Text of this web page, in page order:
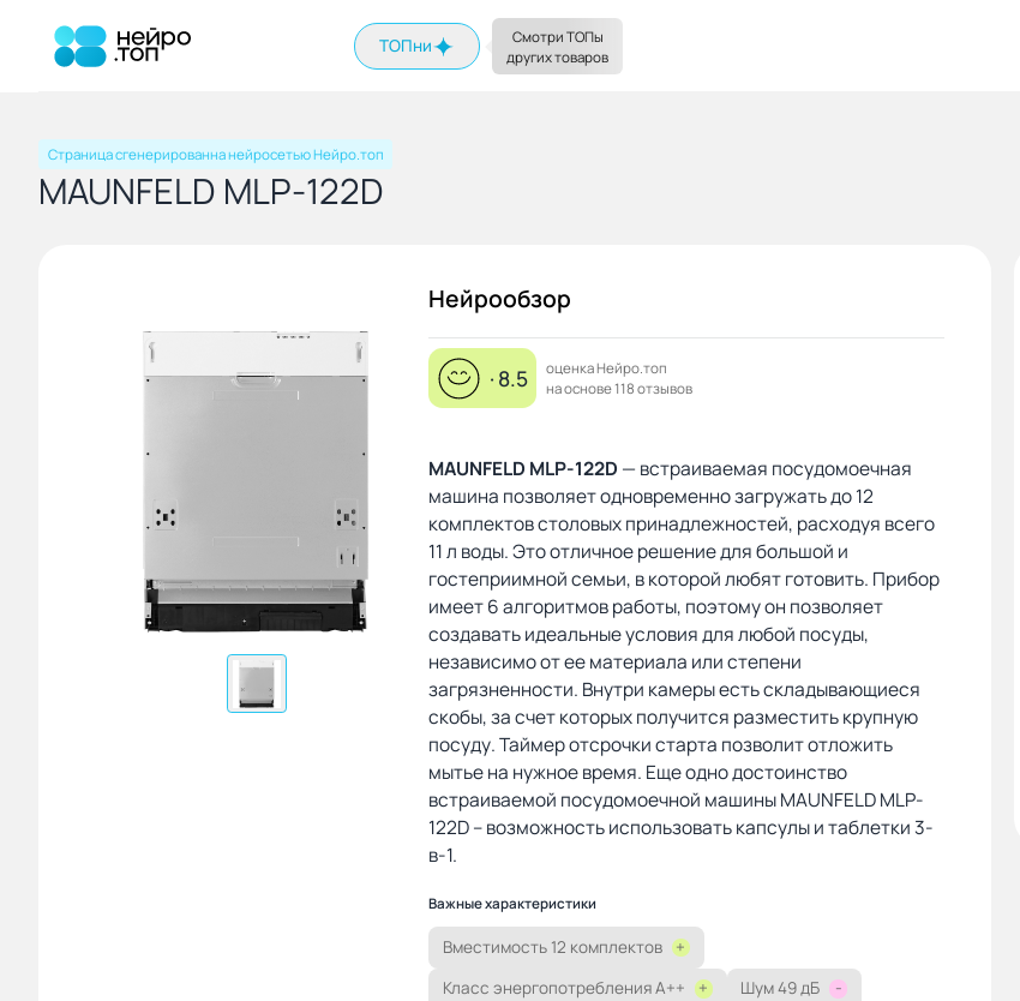
На главную ТОПни
Страница сгенерированна нейросетью Нейро.топ
MAUNFELD MLP-122D
Нейрообзор
· 8.5
оценка Нейро.топ
на основе 118 отзывов
MAUNFELD MLP-122D — встраиваемая посудомоечная
машина позволяет одновременно загружать до 12
комплектов столовых принадлежностей, расходуя всего
11 л воды. Это отличное решение для большой и
гостеприимной семьи, в которой любят готовить. Прибор
имеет 6 алгоритмов работы, поэтому он позволяет
создавать идеальные условия для любой посуды,
независимо от ее материала или степени
загрязненности. Внутри камеры есть складывающиеся
скобы, за счет которых получится разместить крупную
посуду. Таймер отсрочки старта позволит отложить
мытье на нужное время. Еще одно достоинство
встраиваемой посудомоечной машины MAUNFELD MLP-
122D – возможность использовать капсулы и таблетки 3-
в-1.
Важные характеристики
Вместимость 12 комплектов
+
Класс энергопотребления A++
+ Шум 49 дБ
-
Смотри ТОПы
других товаров